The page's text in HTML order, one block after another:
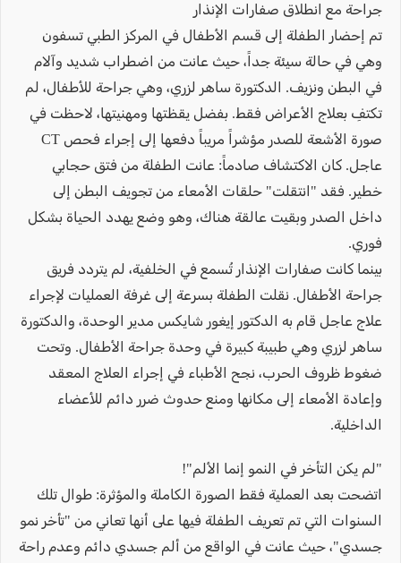
جراحة مع انطلاق صفارات الإنذار
تم إحضار الطفلة إلى قسم الأطفال في المركز الطبي تسفون
وهي في حالة سيئة جداً، حيث عانت من اضطراب شديد وآلام
في البطن ونزيف. الدكتورة ساهر لزري، وهي جراحة للأطفال، لم
تكتفِ بعلاج الأعراض فقط. بفضل يقظتها ومهنيتها، لاحظت في
صورة الأشعة للصدر مؤشراً مريباً دفعها إلى إجراء فحص CT
عاجل. كان الاكتشاف صادماً: عانت الطفلة من فتق حجابي
خطير. فقد "انتقلت" حلقات الأمعاء من تجويف البطن إلى
داخل الصدر وبقيت عالقة هناك، وهو وضع يهدد الحياة بشكل
فوري.
بينما كانت صفارات الإنذار تُسمع في الخلفية، لم يتردد فريق
جراحة الأطفال. نقلت الطفلة بسرعة إلى غرفة العمليات لإجراء
علاج عاجل قام به الدكتور إيغور شايكس مدير الوحدة، والدكتورة
ساهر لزري وهي طبيبة كبيرة في وحدة جراحة الأطفال. وتحت
ضغوط ظروف الحرب، نجح الأطباء في إجراء العلاج المعقد
وإعادة الأمعاء إلى مكانها ومنع حدوث ضرر دائم للأعضاء
الداخلية.
"لم يكن التأخر في النمو إنما الألم"!
اتضحت بعد العملية فقط الصورة الكاملة والمؤثرة: طوال تلك
السنوات التي تم تعريف الطفلة فيها على أنها تعاني من "تأخر نمو
جسدي"، حيث عانت في الواقع من ألم جسدي دائم وعدم راحة